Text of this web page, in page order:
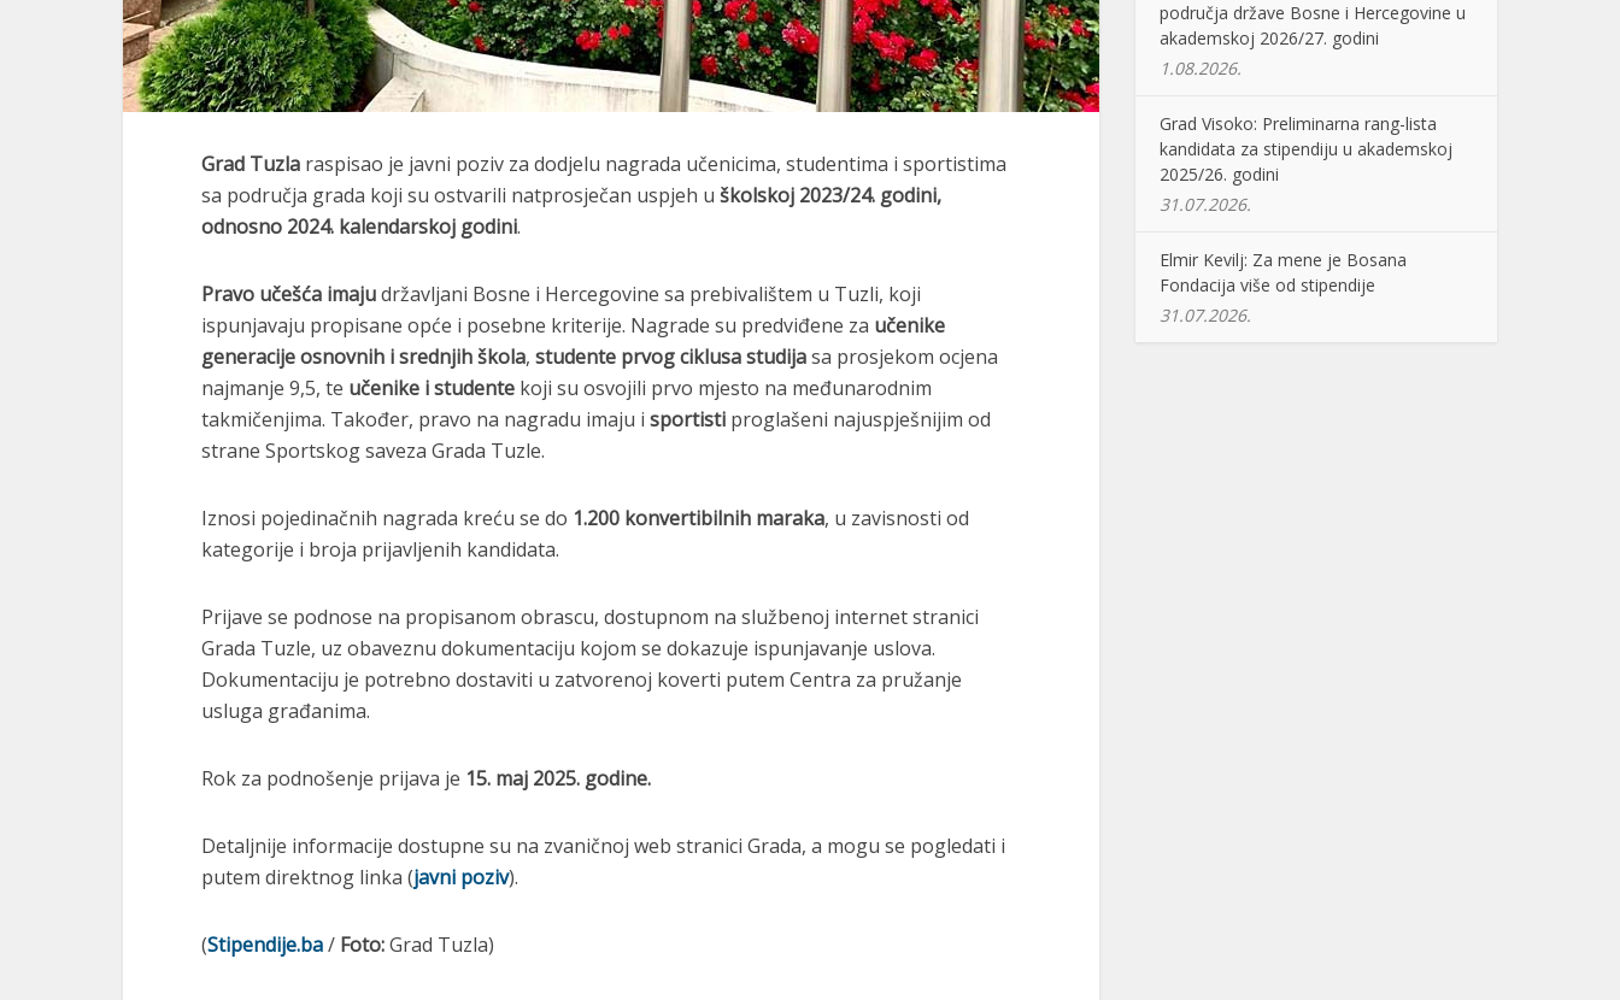
Grad Tuzla raspisao je javni poziv za dodjelu nagrada učenicima, studentima i sportistima
sa područja grada koji su ostvarili natprosječan uspjeh u školskoj 2023/24. godini,
odnosno 2024. kalendarskoj godini.
Pravo učešća imajudržavljani Bosne i Hercegovine sa prebivalištem u Tuzli, koji
ispunjavaju propisane opće i posebne kriterije. Nagrade su predviđene za učenike
generacije osnovnih i srednjih škola, studente prvog ciklusa studijasa prosjekom ocjena
najmanje 9,5, te učenike i studente koji su osvojili prvo mjesto na međunarodnim
takmičenjima. Također, pravo na nagradu imaju i sportisti proglašeni najuspješnijim od
strane Sportskog saveza Grada Tuzle.
Iznosi pojedinačnih nagrada kreću se do 1.200 konvertibilnih maraka, u zavisnosti od
kategorije i broja prijavljenih kandidata.
Prijave se podnose na propisanom obrascu, dostupnom na službenoj internet stranici
Grada Tuzle, uz obaveznu dokumentaciju kojom se dokazuje ispunjavanje uslova.
Dokumentaciju je potrebno dostaviti u zatvorenoj koverti putem Centra za pružanje
usluga građanima.
Rok za podnošenje prijava je 15. maj 2025. godine.
Detaljnije informacije dostupne su na zvaničnoj web stranici Grada, a mogu se pogledati i
putem direktnog linka (javni poziv).
(Stipendije.ba/ Foto:Grad Tuzla)
područja države Bosne i Hercegovine u
akademskoj 2026/27. godini
1.08.2026.
Grad Visoko: Preliminarna rang-lista
kandidata za stipendiju u akademskoj
2025/26. godini
31.07.2026.
Elmir Kevilj: Za mene je Bosana
Fondacija više od stipendije
31.07.2026.